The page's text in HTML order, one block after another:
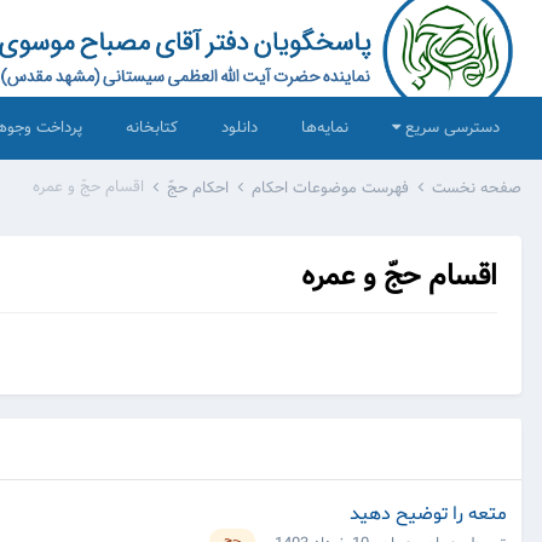
دسترسی سریع نمایه‌ها دانلود کتابخانه پرداخت
صفحه نخست فهرست موضوعات احکام احکام حجّ اقسام حجّ و عمره
اقسام حجّ و عمره
متعه را توضیح دهید